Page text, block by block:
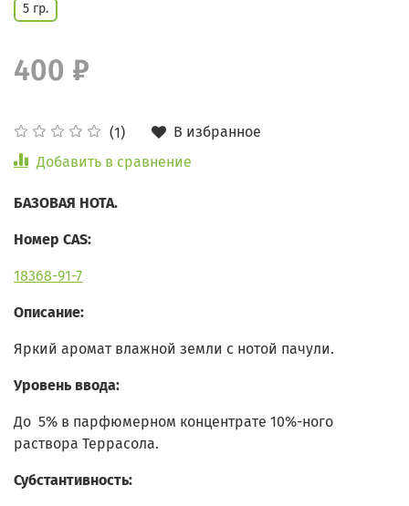
(1)
В избранное
Добавить в сравнение
5 гр.
400 ₽
БАЗОВАЯ НОТА.
Номер CAS:
18368-91-7
Описание:
Яркий аромат влажной земли с нотой пачули.
Уровень ввода:
До 5% в парфюмерном концентрате 10%-ного
раствора Террасола.
Субстантивность: